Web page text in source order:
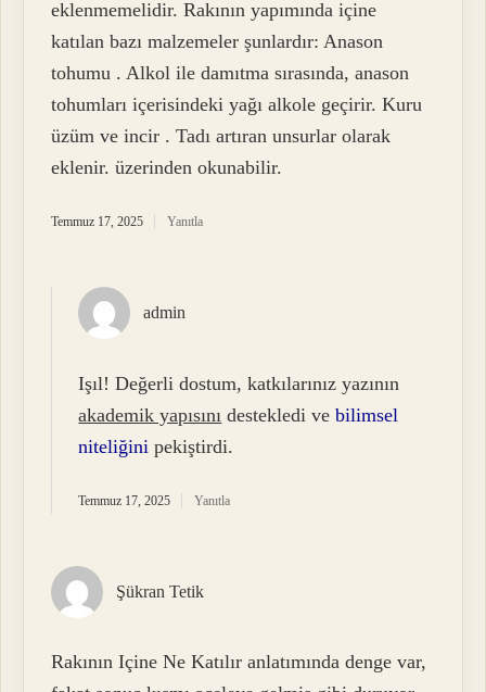
eklenmemelidir. Rakının yapımında içine
katılan bazı malzemeler şunlardır: Anason
tohumu . Alkol ile damıtma sırasında, anason
tohumları içerisindeki yağı alkole geçirir. Kuru
üzüm ve incir . Tadı artıran unsurlar olarak
eklenir. üzerinden okunabilir.
Temmuz 17, 2025 Yanıtla
admin
Işıl! Değerli dostum, katkılarınız yazının
akademik yapısını destekledi vebilimsel
niteliğini pekiştirdi.
Temmuz 17, 2025 Yanıtla
Şükran Tetik
Rakının Içine Ne Katılır anlatımında denge var,